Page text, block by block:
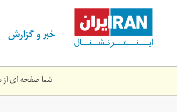
content خبر و گزارش
شما صفحه ای از